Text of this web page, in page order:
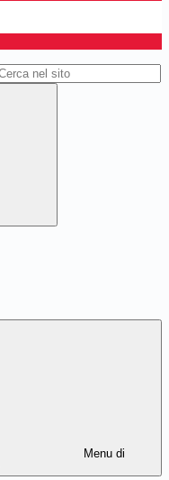
Menu di